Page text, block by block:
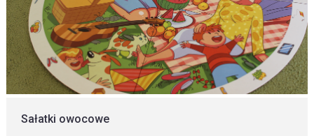
Sałatki owocowe